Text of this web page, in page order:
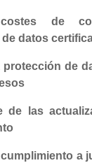
de
datos
protección de
de las
a